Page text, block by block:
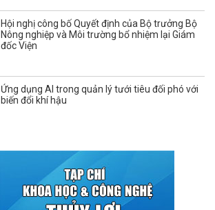
Hội nghị công bố Quyết định của Bộ trưởng Bộ
Nông nghiệp và Môi trường bổ nhiệm lại Giám
đốc Viện
Ứng dụng AI trong quản lý tưới tiêu đối phó với
biến đổi khí hậu